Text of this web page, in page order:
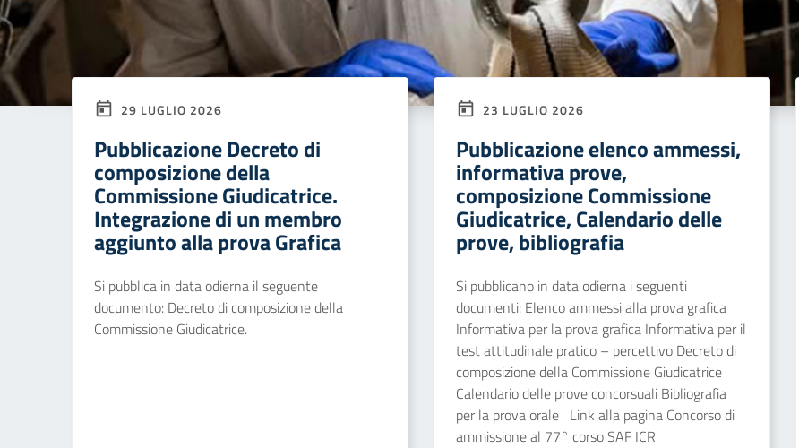
29 LUGLIO 2026
Pubblicazione Decreto di
composizione della
Commissione Giudicatrice.
Integrazione di un membro
aggiunto alla prova Grafica
Si pubblica in data odierna il seguente
documento: Decreto di composizione della
Commissione Giudicatrice.
23 LUGLIO 2026
Pubblicazione elenco ammessi,
informativa prove,
composizione Commissione
Giudicatrice, Calendario delle
prove, bibliografia
Si pubblicano in data odierna i seguenti
documenti: Elenco ammessi alla prova grafica
Informativa per la prova grafica Informativa per il
test attitudinale pratico – percettivo Decreto di
composizione della Commissione Giudicatrice
Calendario delle prove concorsuali Bibliografia
per la prova orale Link alla pagina Concorso di
ammissione al 77° corso SAF ICR